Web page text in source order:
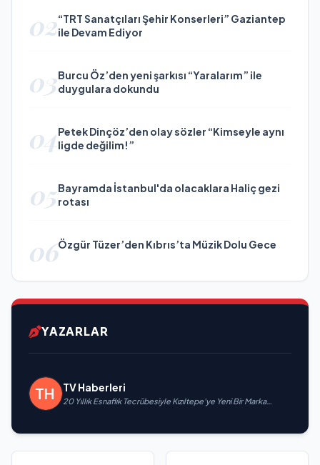
02“TRT Sanatçıları Şehir Konserleri” Gaziantep
ile Devam Ediyor
03Burcu Öz’den yeni şarkısı “Yaralarım” ile
duygulara dokundu
04Petek Dinçöz’den olay sözler “Kimseyle aynı
ligde değilim!”
05Bayramda İstanbul'da olacaklara Haliç gezi
rotası
06Özgür Tüzer’den Kıbrıs’ta Müzik Dolu Gece
YAZARLAR
TV Haberleri
20 Yıllık Esnaflık Tecrübesiyle Kızıltepe'ye Yeni Bir Marka